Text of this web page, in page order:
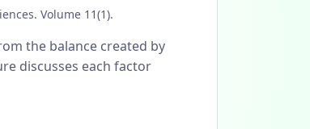
Volume 11(1).
the balance created by
discusses each factor